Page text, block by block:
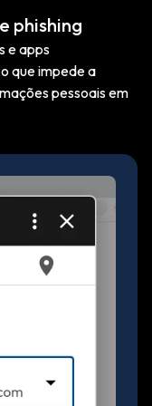
phishing
e apps
que impede a
pessoais em